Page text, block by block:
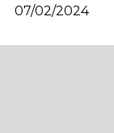
07/02/2024